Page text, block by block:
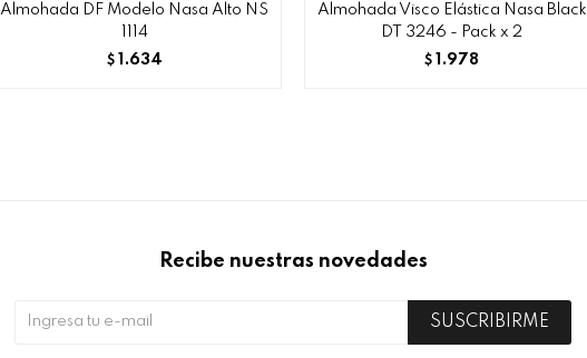
Almohada DF Modelo Nasa Alto NS
1114
$ 1.634
Almohada Visco Elástica Nasa Black
DT 3246 - Pack x 2
$ 1.978
Recibe nuestras novedades
SUSCRIBIRME